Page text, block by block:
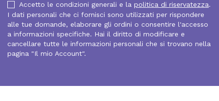
Accetto le condizioni generali e la politica di riservatezza.
I dati personali che ci fornisci sono utilizzati per rispondere
alle tue domande, elaborare gli ordini o consentire l'accesso
a informazioni specifiche. Hai il diritto di modificare e
cancellare tutte le informazioni personali che si trovano nella
pagina "Il mio Account".